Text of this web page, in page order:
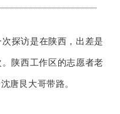
探访是在陕西，出差是
陕西工作区的志愿者老
唐艮大哥带路。